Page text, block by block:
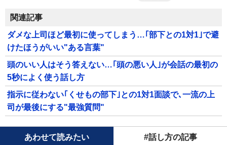
関連記事
ダメな上司ほど最初に使ってしまう…｢部下との1対1｣で避
けたほうがいい"ある言葉"
頭のいい人はそう答えない…｢頭の悪い人｣が会話の最初の
5秒によく使う話し方
指示に従わない｢くせもの部下｣との1対1面談で､一流の上
司が最後にする"最強質問"
あわせて読みたい #話し方の記事